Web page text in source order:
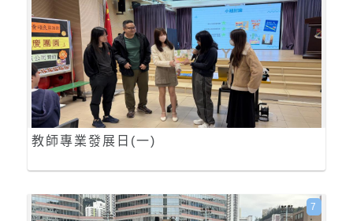
教師專業發展日(一)
7